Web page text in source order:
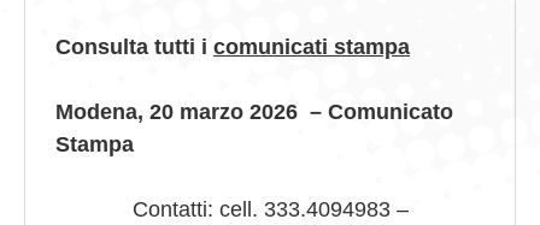
Consulta tutti i comunicati stampa
Modena, 20 marzo 2026 – Comunicato
Stampa
Contatti: cell. 333.4094983 –